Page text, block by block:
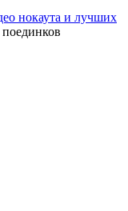
нокаута и лучших